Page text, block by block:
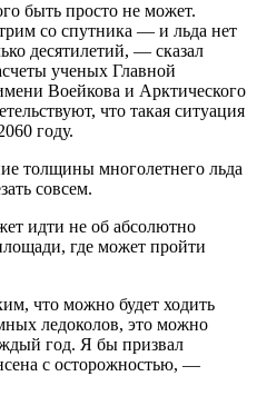
быть просто не может.
со спутника — и льда нет
десятилетий, — сказал
ученых Главной
Воейкова и Арктического
что такая ситуация
году.
толщины многолетнего льда
совсем.
идти не об абсолютно
где может пройти
что можно будет ходить
ледоколов, это можно
год. Я бы призвал
с осторожностью, —